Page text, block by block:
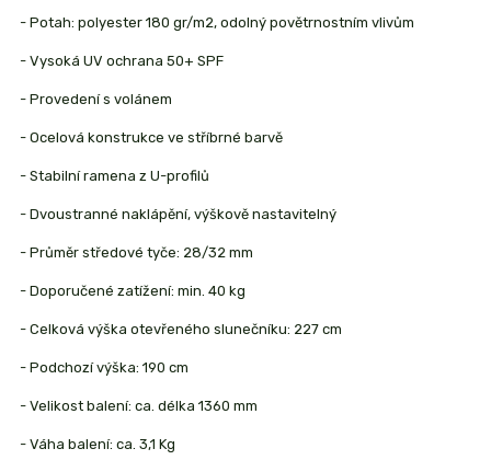
- Potah: polyester 180 gr/m2, odolný povětrnostním vlivům
- Vysoká UV ochrana 50+ SPF
- Provedení s volánem
- Ocelová konstrukce ve stříbrné barvě
- Stabilní ramena z U-profilů
- Dvoustranné naklápění, výškově nastavitelný
- Průměr středové tyče: 28/32 mm
- Doporučené zatížení: min. 40 kg
- Celková výška otevřeného slunečníku: 227 cm
- Podchozí výška: 190 cm
- Velikost balení: ca. délka 1360 mm
- Váha balení: ca. 3,1 Kg